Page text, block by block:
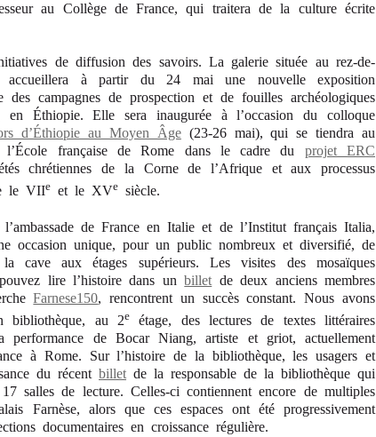
au Collège de France, qui traitera de la culture écrite
de diffusion des savoirs. La galerie située au rez-de-
accueillera à partir du 24 mai une nouvelle exposition
des campagnes de prospection et de fouilles archéologiques
en Éthiopie. Elle sera inaugurée à l’occasion du colloque
d’Éthiopie au Moyen Âge(23-26 mai), qui se tiendra au
française de Rome dans le cadre du projet ERC
chrétiennes de la Corne de l’Afrique et aux processus
le VIIe et le XVe siècle.
de France en Italie et de l’Institut français Italia,
occasion unique, pour un public nombreux et diversifié, de
cave aux étages supérieurs. Les visites des mosaïques
lire l’histoire dans unbillet de deux anciens membres
Farnese150, rencontrent un succès constant. Nous avons
bibliothèque, au 2eétage, des lectures de textes littéraires
performance de Bocar Niang, artiste et griot, actuellement
à Rome. Sur l’histoire de la bibliothèque, les usagers et
du récent billet de la responsable de la bibliothèque qui
salles de lecture. Celles-ci contiennent encore de multiples
Farnèse, alors que ces espaces ont été progressivement
documentaires en croissance régulière.